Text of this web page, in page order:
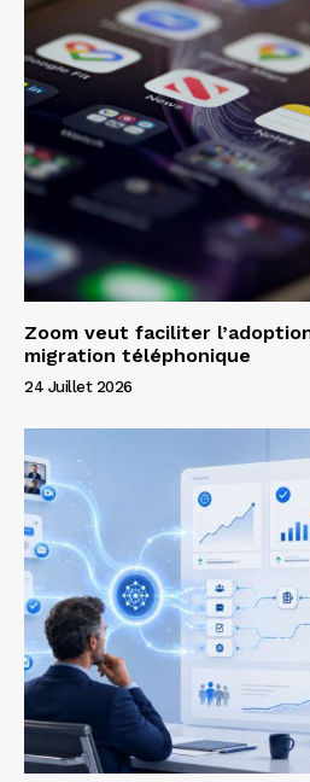
Zoom veut faciliter
migration téléphonique
24 Juillet 2026